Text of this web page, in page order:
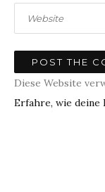
Diese Website
Erfahre, wie deine